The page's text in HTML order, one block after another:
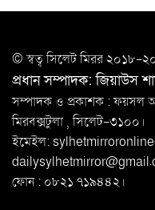
© স্বত্ব সি‌লেট মিরর ২০১৮-
প্রধান সম্পাদক: জিয়াউস
সম্পাদক ও প্রকাশক : ফয়সল
মিরবক্সটুলা ,সি‌লেট-৩১০০।
ইমেইল:
ফোন : ০৮২১ ৭১৯৪৪২।